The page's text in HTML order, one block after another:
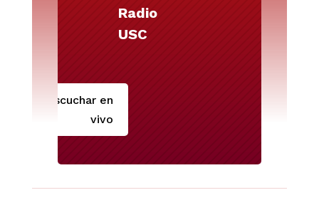
Radio
USC
Escuchar en
vivo